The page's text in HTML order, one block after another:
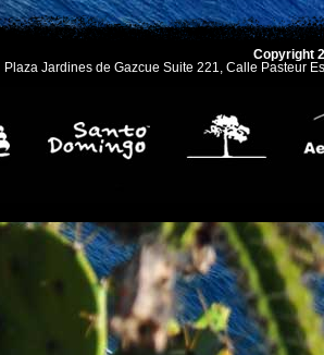
Copyright
Plaza Jardines de Gazcue Suite 221, Calle Pasteur